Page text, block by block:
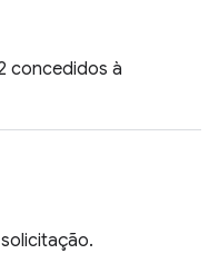
concedidos à